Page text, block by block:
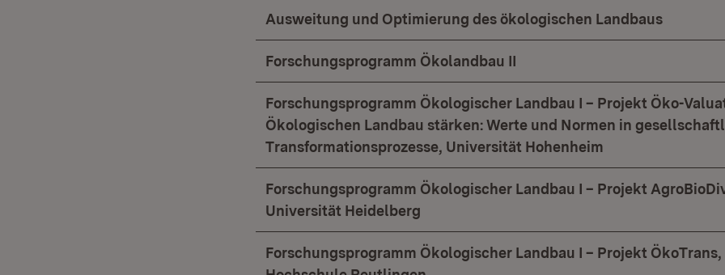
Ausweitung und Optimierung des ökologischen Landbaus
Forschungsprogramm Ökolandbau II
Forschungsprogramm Ökologischer Landbau I – Projekt Öko-
Ökologischen Landbau stärken: Werte und Normen in
Transformationsprozesse, Universität Hohenheim
Forschungsprogramm Ökologischer Landbau I – Projekt
Universität Heidelberg
Forschungsprogramm Ökologischer Landbau I – Projekt ÖkoTrans,